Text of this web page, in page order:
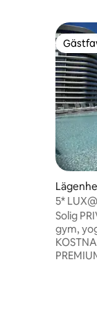
5*
och
Solig
gym,